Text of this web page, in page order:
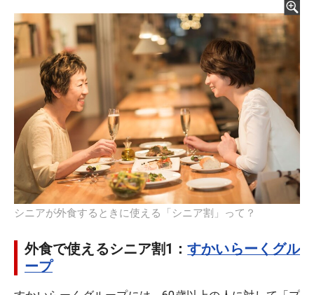
シニアが外食するときに使える「シニア割」って？
外食で使えるシニア割1：すかいらーくグル
ープ